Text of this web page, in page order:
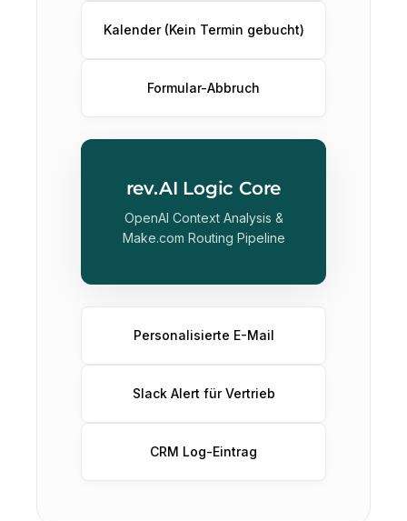
Kalender (Kein Termin gebucht)
Formular-Abbruch
rev.AI Logic Core
OpenAI Context Analysis &
Make.com Routing Pipeline
Personalisierte E-Mail
Slack Alert für Vertrieb
CRM Log-Eintrag